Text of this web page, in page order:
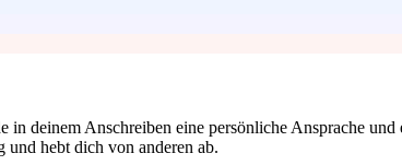
in deinem Anschreiben eine persönliche Ansprache
und hebt dich von anderen ab.